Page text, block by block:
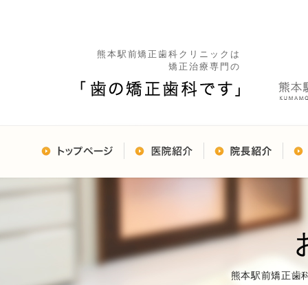
熊本駅前矯正歯科クリニックは
矯正治療専門の
熊本駅前矯正歯